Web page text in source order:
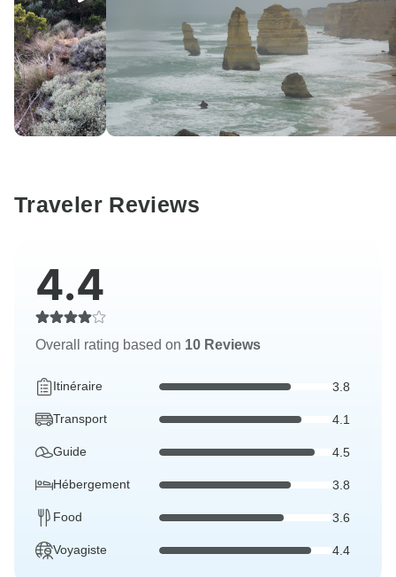
Traveler Reviews
4.4
Overall rating based on 10 Reviews
Itinéraire 3.8
Transport 4.1
Guide 4.5
Hébergement 3.8
Food 3.6
Voyagiste 4.4